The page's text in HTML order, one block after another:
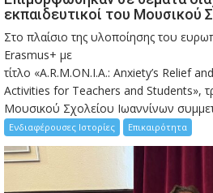
εκπαιδευτικοί του Μουσικού
Στο πλαίσιο της υλοποίησης του
Erasmus+ με
τίτλο «A.R.M.ON.I.A.: Anxiety’s Relief
Activities for Teachers and Students»,
Μουσικού Σχολείου Ιωαννίνων
Ενδιαφέρουσες Ιστορίες Επικαιρότητα